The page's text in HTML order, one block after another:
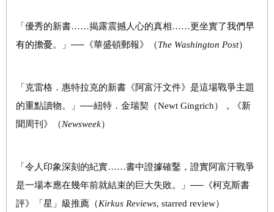
「優秀的新書……揭露震撼人心的真相……更坐實了我們早
有的擔憂。」──《華盛頓郵報》（The Washington Post）
「克雷格．惠特拉克的新書《阿富汗文件》是這場戰爭主題
的重點讀物。」──紐特 ．金瑞契（Newt Gingrich）
，《新
聞周刊》（Newsweek）
「令人印象深刻的紀實……書中證據確鑿，證實阿富汗戰爭
是一場本應在幾年前就結束的巨大失敗。」──《柯克斯書
評》「星」級推薦（Kirkus Reviews, starred review）